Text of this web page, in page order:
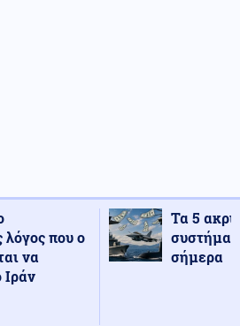
λόγος που ο
να
Ιράν
Τα 5
σήμερα